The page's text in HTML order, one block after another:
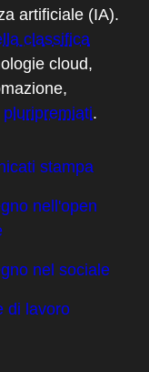
artificiale (IA).
classifica
cloud,
pluripremiati.
stampa
nell'open
nel sociale
di lavoro